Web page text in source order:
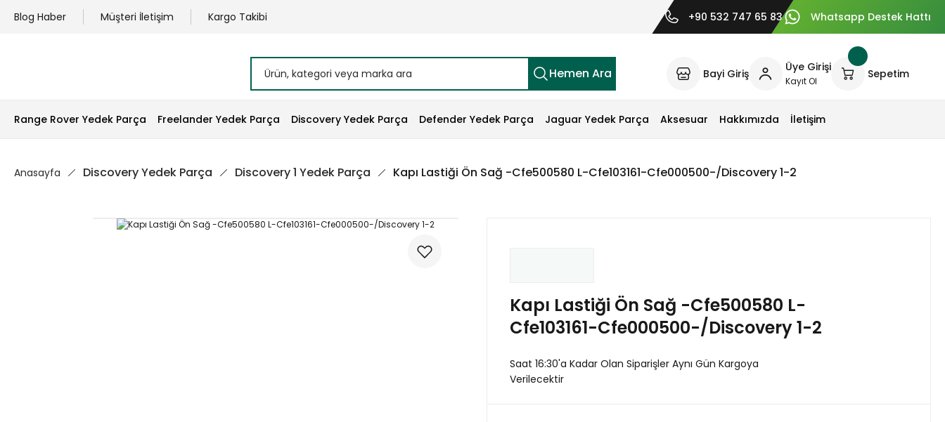
Blog Haber Müşteri İletişim Kargo Takibi +90 532 747 65 83 Whatsapp Destek Hattı
Hemen Ara Bayi Giriş Üye Girişi
Kayıt Ol
Sepetim
Range Rover Yedek Parça Freelander Yedek Parça Discovery Yedek Parça Defender Yedek Parça Jaguar Yedek Parça Aksesuar Hakkımızda İletişim
Anasayfa Discovery Yedek Parça Discovery 1 Yedek Parça Kapı Lastiği Ön Sağ -Cfe500580 L-Cfe103161-Cfe000500-/Discovery 1-2
Kapı Lastiği Ön Sağ -Cfe500580 L-
Cfe103161-Cfe000500-/Discovery 1-2
Saat 16:30'a Kadar Olan Siparişler Aynı Gün Kargoya
Verilecektir